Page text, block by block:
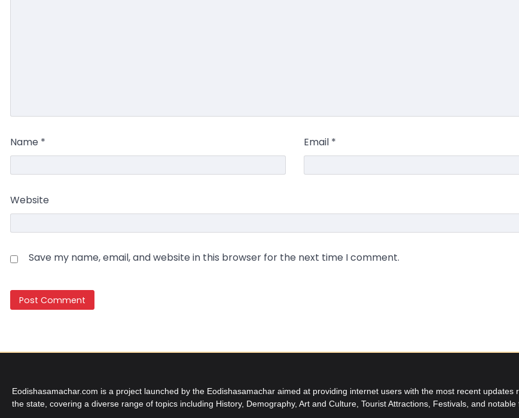
Name * Email *
Website
Save my name, email, and website in this browser for the next time I comment.
Eodishasamachar.com is a project launched by the Eodishasamachar aimed at providing internet users with the most recent
the state, covering a diverse range of topics including History, Demography, Art and Culture, Tourist Attractions, Festivals, and